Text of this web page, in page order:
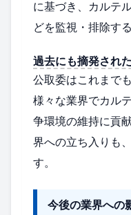
に基づき、カルテ
どを監視・排除す
過去にも摘発され
公取委はこれまで
様々な業界でカル
争環境の維持に貢
界への立ち入りも
す。
今後の業界への